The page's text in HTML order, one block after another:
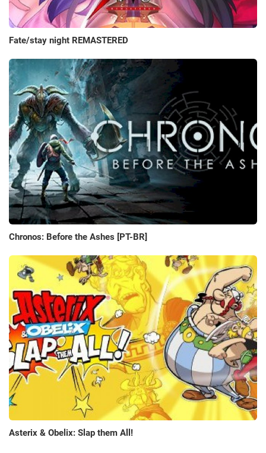
Fate/stay night REMASTERED
Chronos: Before the Ashes [PT-BR]
Asterix & Obelix: Slap them All!